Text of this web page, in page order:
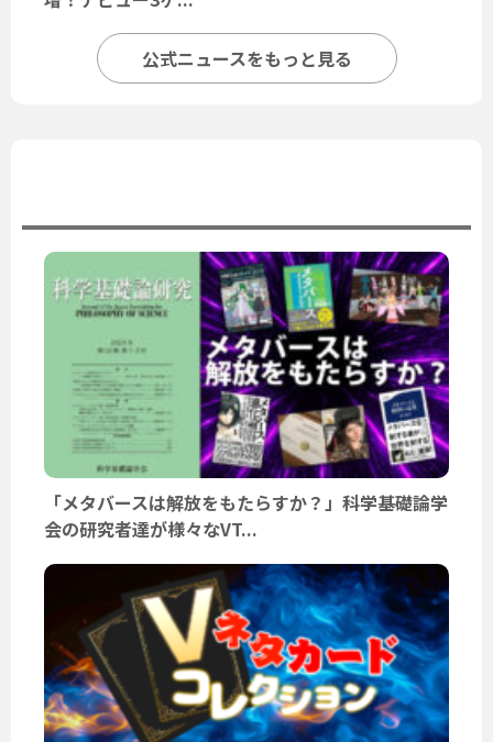
公式ニュースをもっと見る
「メタバースは解放をもたらすか？」科学基礎論学
会の研究者達が様々なVT...